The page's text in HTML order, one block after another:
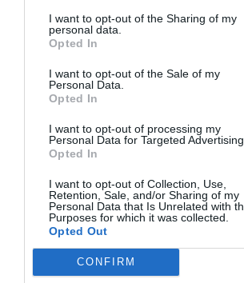
I want to opt-out of the Sharing of my
personal data.
Opted In
I want to opt-out of the Sale of my
Personal Data.
Opted In
I want to opt-out of processing my
Personal Data for Targeted Advertising.
Opted In
I want to opt-out of Collection, Use,
Retention, Sale, and/or Sharing of my
Personal Data that Is Unrelated with
Purposes for which it was collected.
Opted Out
CONFIRM
Sala Telewizyjna
Sejf
Szybkie zameldowanie i
wymeldowanie
Codzienna
Dowóz do/z Lotniska
Dowóz do/z
Dowóz w obie strony z Targów
Pralnia
Pranie na sucho
Usługa opieki nad dzieckiem
Charakterystyka Hotelu
Gay Friendly
Pokoje dla Niepalących
Pokoje dla
Pokoje dla Palących